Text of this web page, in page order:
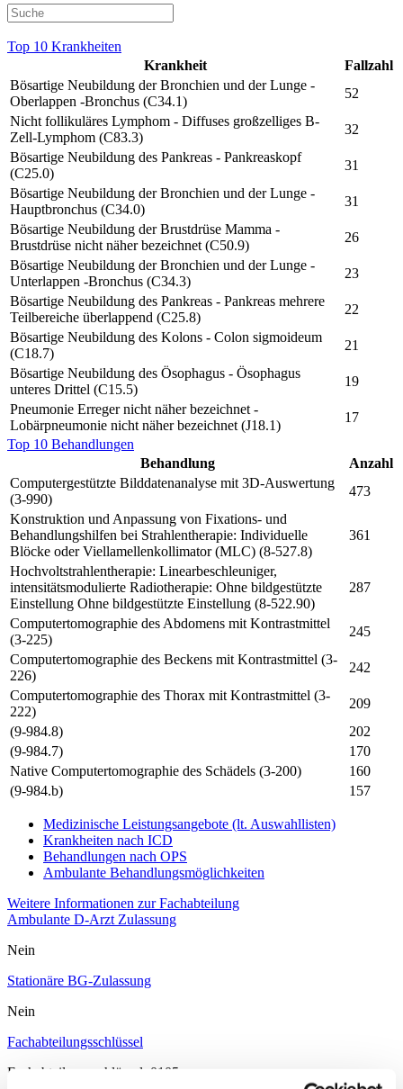
Top 10 Krankheiten
Krankheit
Fallzahl
Bösartige Neubildung der Bronchien und der Lunge -
Oberlappen -Bronchus (C34.1)
52
Nicht follikuläres Lymphom - Diffuses großzelliges B-
Zell-Lymphom (C83.3)
32
Bösartige Neubildung des Pankreas - Pankreaskopf
(C25.0)
31
Bösartige Neubildung der Bronchien und der Lunge -
Hauptbronchus (C34.0)
31
Bösartige Neubildung der Brustdrüse Mamma -
Brustdrüse nicht näher bezeichnet (C50.9)
26
Bösartige Neubildung der Bronchien und der Lunge -
Unterlappen -Bronchus (C34.3)
23
Bösartige Neubildung des Pankreas - Pankreas mehrere
Teilbereiche überlappend (C25.8)
22
Bösartige Neubildung des Kolons - Colon sigmoideum
(C18.7)
21
Bösartige Neubildung des Ösophagus - Ösophagus
unteres Drittel (C15.5)
19
Pneumonie Erreger nicht näher bezeichnet -
Lobärpneumonie nicht näher bezeichnet (J18.1)
17
Top 10 Behandlungen
Behandlung
Anzahl
Computergestützte Bilddatenanalyse mit 3D-Auswertung
(3-990)
473
Konstruktion und Anpassung von Fixations- und
Behandlungshilfen bei Strahlentherapie: Individuelle
Blöcke oder Viellamellenkollimator (MLC) (8-527.8)
361
Hochvoltstrahlentherapie: Linearbeschleuniger,
intensitätsmodulierte Radiotherapie: Ohne bildgestützte
Einstellung Ohne bildgestützte Einstellung (8-522.90)
287
Computertomographie des Abdomens mit Kontrastmittel
(3-225)
245
Computertomographie des Beckens mit Kontrastmittel (3-
226)
242
Computertomographie des Thorax mit Kontrastmittel (3-
222)
209
(9-984.8)
202
(9-984.7)
170
Native Computertomographie des Schädels (3-200)
160
(9-984.b)
157
Medizinische Leistungsangebote (lt. Auswahllisten)
Krankheiten nach ICD
Behandlungen nach OPS
Ambulante Behandlungsmöglichkeiten
Weitere Informationen zur Fachabteilung
Ambulante D-Arzt Zulassung
Nein
Stationäre BG-Zulassung
Nein
Fachabteilungsschlüssel
Fachabteilungsschlüssel: 0105